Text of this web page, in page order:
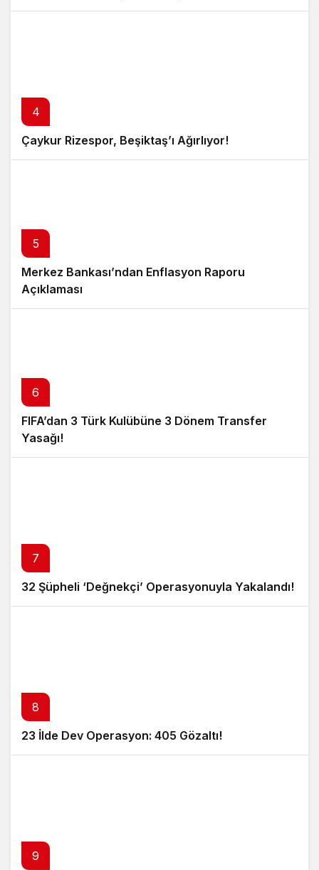
4
Çaykur Rizespor, Beşiktaş’ı Ağırlıyor!
5
Merkez Bankası’ndan Enflasyon Raporu
Açıklaması
6
FIFA’dan 3 Türk Kulübüne 3 Dönem Transfer
Yasağı!
7
32 Şüpheli ‘Değnekçi’ Operasyonuyla Yakalandı!
8
23 İlde Dev Operasyon: 405 Gözaltı!
9